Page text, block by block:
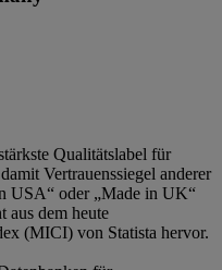
Qualitätslabel für
Vertrauenssiegel anderer
USA“ oder „Made in UK“
aus dem heute
(MICI) von Statista hervor.